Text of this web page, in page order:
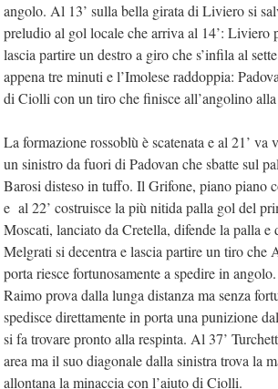
angolo. Al 13’ sulla bella girata di Liviero si
preludio al gol locale che arriva al 14’: Liviero
lascia partire un destro a giro che s’infila al
appena tre minuti e l’Imolese raddoppia:
di Ciolli con un tiro che finisce all’angolino
La formazione rossoblù è scatenata e al 21’
un sinistro da fuori di Padovan che sbatte sul
Barosi disteso in tuffo. Il Grifone, piano piano
e al 22’ costruisce la più nitida palla gol del
Moscati, lanciato da Cretella, difende la palla e
Melgrati si decentra e lascia partire un tiro che
porta riesce fortunosamente a spedire in
Raimo prova dalla lunga distanza ma senza
spedisce direttamente in porta una punizione
si fa trovare pronto alla respinta. Al 37’
area ma il suo diagonale dalla sinistra trova la
allontana la minaccia con l’aiuto di Ciolli.